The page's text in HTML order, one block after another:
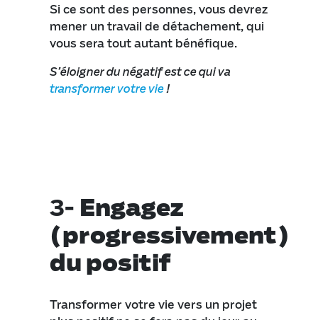
Si ce sont des personnes, vous devrez
mener un travail de détachement, qui
vous sera tout autant bénéfique.
S’éloigner du négatif est ce qui va
transformer votre vie!
3- Engagez
(progressivement)
du positif
Transformer votre vie vers un projet